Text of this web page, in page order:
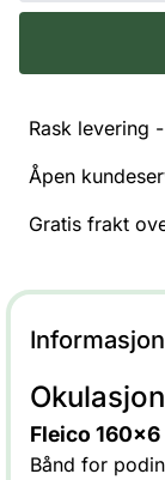
Rask levering
Åpen
Gratis frakt
Informasjon
Fleico 160x6
Bånd for